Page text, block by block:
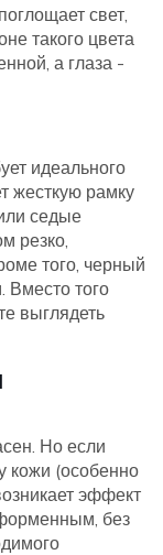
свет,
такого цвета
а глаза -
идеального
жесткую рамку
седые
резко,
того, черный
Вместо того
выглядеть
Но если
кожи (особенно
эффект
без